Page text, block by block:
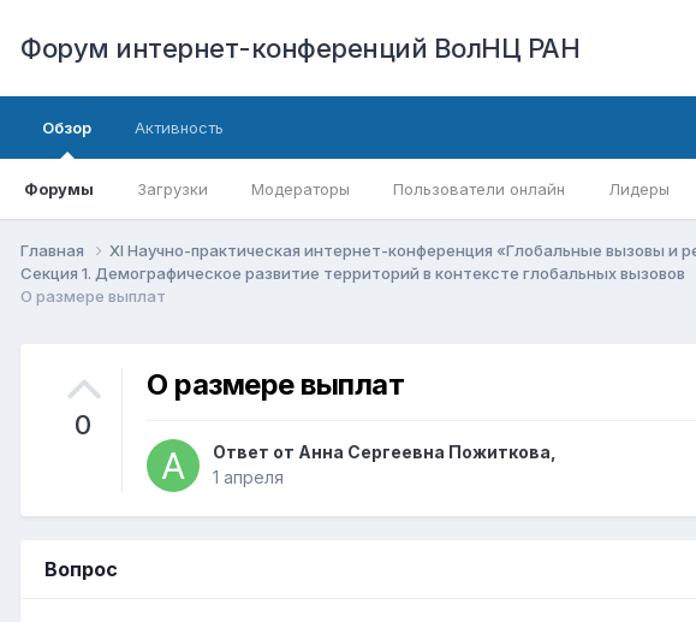
Форум интернет-конференций ВолНЦ РАН
Обзор
Форумы Загрузки Модераторы Пользователи онлайн Лидеры
Активность
Главная
XI Научно-практическая интернет-конференция «Глобальные вызовы и
Секция 1. Демографическое развитие территорий в контексте глобальных вызовов
О размере выплат
0
О размере выплат
Ответ от Анна Сергеевна Пожиткова
1 апреля
Вопрос